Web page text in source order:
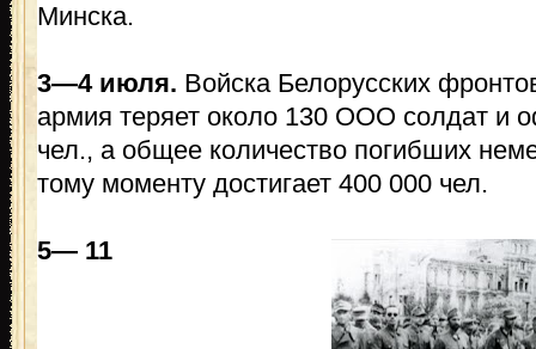
Минска.
3—4 июля. Войска Белорусских
армия теряет около 130 ООО солдат и
чел., а общее количество погибших
тому моменту достигает 400 000 чел.
5— 11